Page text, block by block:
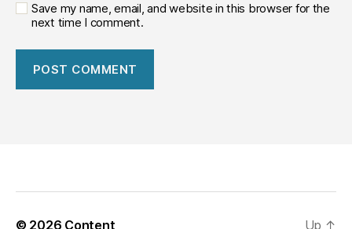
Save my name, email, and website in this browser for the
next time I comment.
© 2026 Content Up ↑